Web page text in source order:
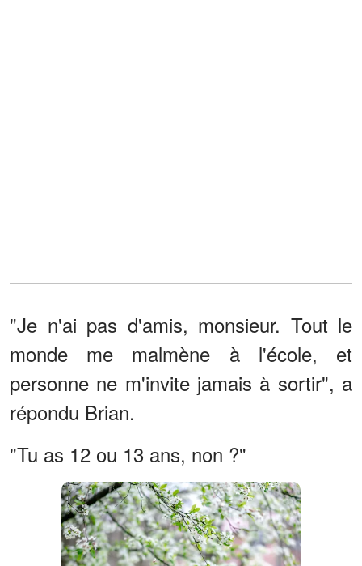
"Je n'ai pas d'amis, monsieur. Tout le
monde me malmène à l'école, et
personne ne m'invite jamais à sortir", a
répondu Brian.
"Tu as 12 ou 13 ans, non ?"